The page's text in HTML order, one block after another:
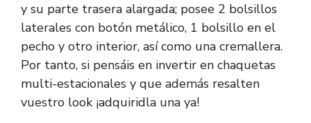
y su parte trasera alargada; posee 2 bolsillos
laterales con botón metálico, 1 bolsillo en el
pecho y otro interior, así como una cremallera.
Por tanto, si pensáis en invertir en chaquetas
multi-estacionales y que además resalten
vuestro look ¡adquiridla una ya!